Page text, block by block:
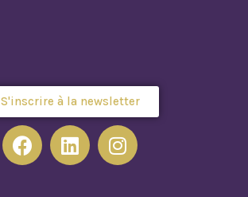
S'inscrire à la newsletter